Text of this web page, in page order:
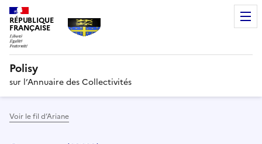
RÉPUBLIQUE
FRANÇAISE
Polisy
sur l’Annuaire des Collectivités
Voir le fil d’Ariane